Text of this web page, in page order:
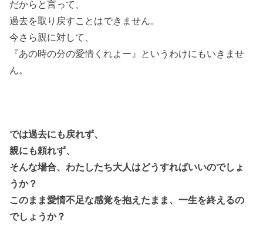
だからと言って、
過去を取り戻すことはできません。
今さら親に対して、
『あの時の分の愛情くれよー』というわけにもいきませ
ん。
では過去にも戻れず、
親にも頼れず、
そんな場合、わたしたち大人はどうすればいいのでしょ
うか？
このまま愛情不足な感覚を抱えたまま、一生を終えるの
でしょうか？